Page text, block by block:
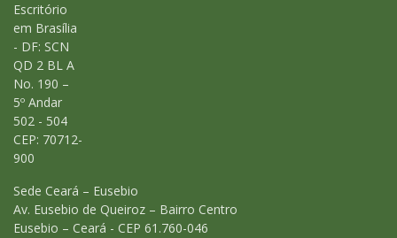
Escritório
em Brasília
- DF: SCN
QD 2 BL A
No. 190 –
5º Andar
502 - 504
CEP: 70712-
900
Sede Ceará – Eusebio
Av. Eusebio de Queiroz – Bairro Centro
Eusebio – Ceará - CEP 61.760-046